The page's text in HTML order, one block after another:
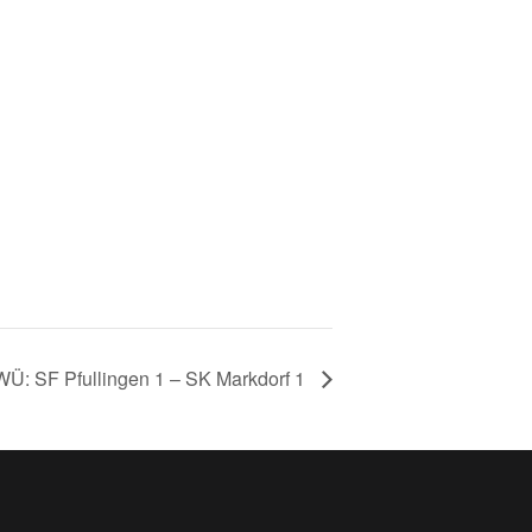
SF Pfullingen 1 – SK Markdorf 1